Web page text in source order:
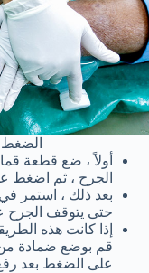
أولاً ، ضع قطعة
الجرح ، ثم اضغط
حتى يتوقف الجرح
إذا كانت هذه
قم بوضع ضمادة
على الضغط بعد